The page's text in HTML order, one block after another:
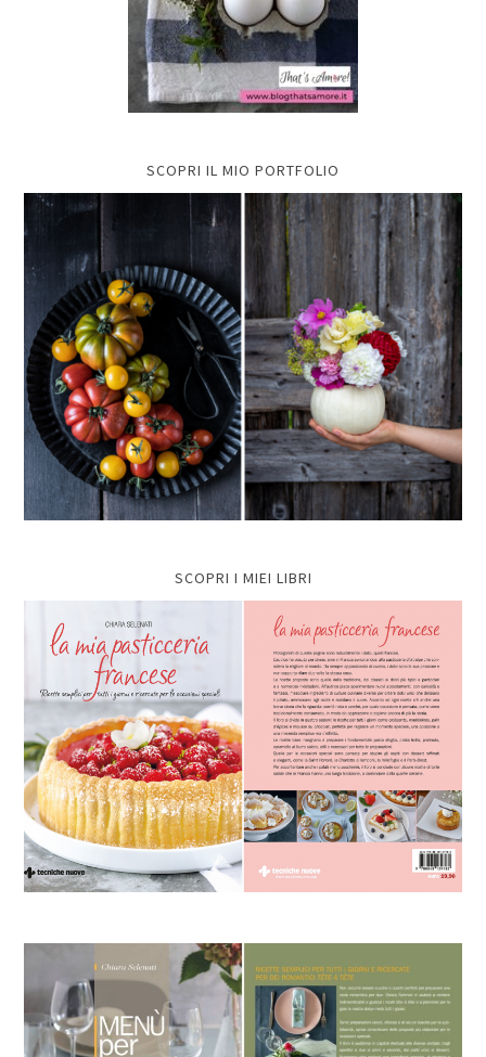
SCOPRI IL MIO PORTFOLIO
SCOPRI I MIEI LIBRI